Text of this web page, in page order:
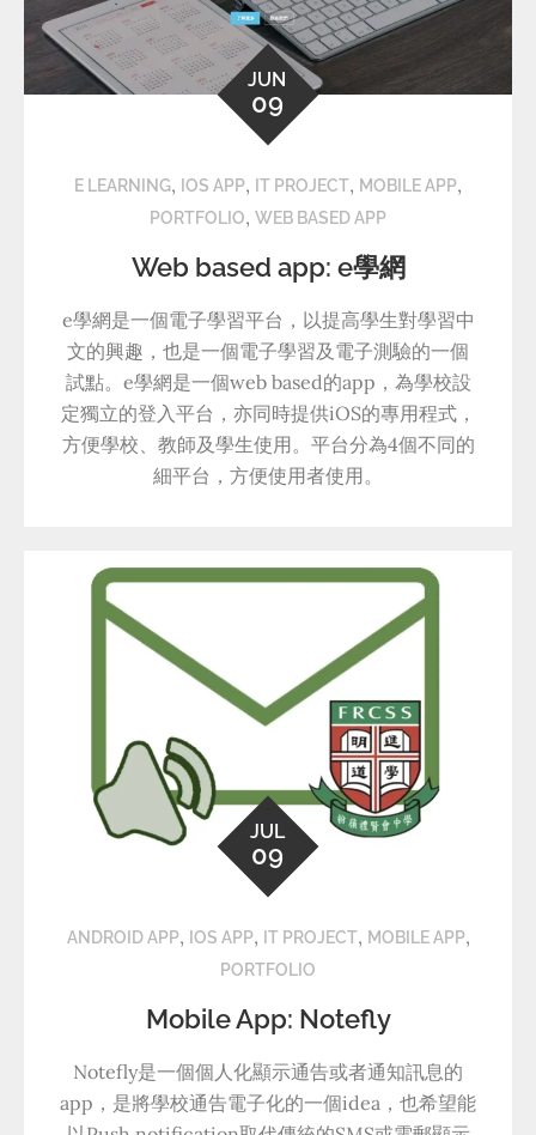
JUN
09
E LEARNING, IOS APP, IT PROJECT, MOBILE APP,
PORTFOLIO, WEB BASED APP
Web based app: e學網
e學網是一個電子學習平台，以提高學生對學習中
文的興趣，也是一個電子學習及電子測驗的一個
試點。e學網是一個web based的app，為學校設
定獨立的登入平台，亦同時提供iOS的專用程式，
方便學校、教師及學生使用。平台分為4個不同的
細平台，方便使用者使用。
JUL
09
ANDROID APP, IOS APP, IT PROJECT, MOBILE APP,
PORTFOLIO
Mobile App: Notefly
Notefly是一個個人化顯示通告或者通知訊息的
app，是將學校通告電子化的一個idea，也希望能